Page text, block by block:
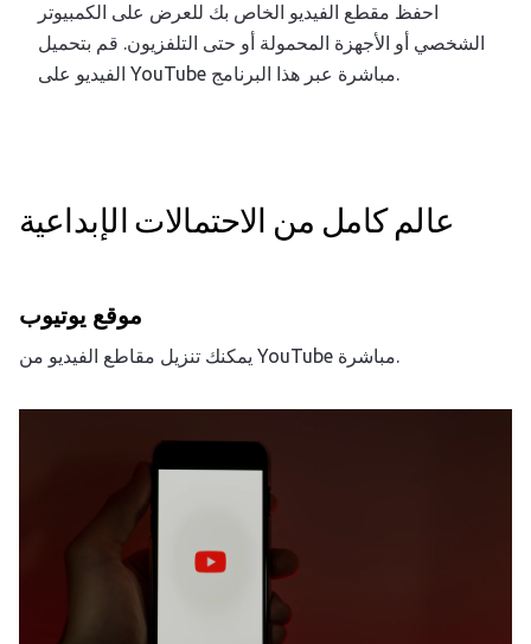
احفظ مقطع الفيديو الخاص بك للعرض على الكمبيوتر
الشخصي أو الأجهزة المحمولة أو حتى التلفزيون. قم بتحميل
الفيديو على YouTube مباشرة عبر هذا البرنامج.
عالم كامل من الاحتمالات الإبداعية
موقع يوتيوب
يمكنك تنزيل مقاطع الفيديو من YouTube مباشرة.